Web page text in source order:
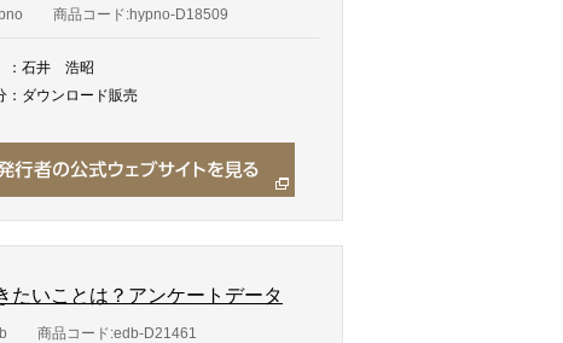
商品コード:hypno-D18509
： 石井 浩昭
： ダウンロード販売
たいことは？アンケートデータ
商品コード:edb-D21461